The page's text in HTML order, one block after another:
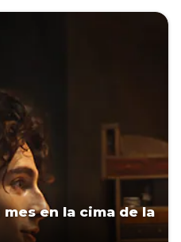
en la cima de la